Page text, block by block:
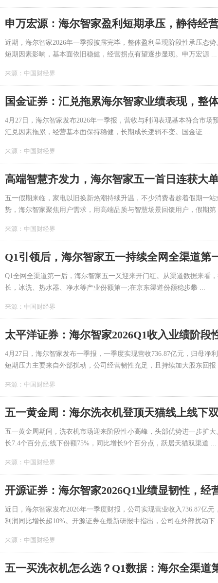
申万宏源：海尔智家盈利短期承压，静待经
近期，海尔智家2026年一季报披露完毕，整体盈利呈现阶段性承压态
短期因素影响，基本面依旧稳健，经营拐点有望逐步显现。申万宏源 ...
来源： 中国财经界
国金证券：汇兑拖累海尔智家业绩表现，整
4月27日，海尔智家发布2026年一季报，营收与利润表现基本符合市
汇兑因素拖累，经营基本面保持稳健，长期成长逻辑不变。国金证 ...
来源： 中国财经界
高端智慧齐发力，海尔智家五一首日连获大
五一假期来临，家电以旧换新热潮持续升温，不少消费者趁着假期一
势，海尔智家聚焦用户需求，用高端品质与智慧场景回馈用户，假期第
来源： 中国财经界
Q1引领后，海尔智家五一持续全网全渠道第
Q1全网全渠道第一后，海尔智家五一又迎来开门红。从渠道数据来看
长，冰洗、热水器、净水等产业份额第一;在京东渠道份额稳步攀 ...
来源： 中国财经界
太平洋证券：海尔智家2026Q1收入业绩阶段
4月27日，海尔智家发布一季报，一季度实现营收736.87亿元，归母净
短期压力主要来自外部扰动，公司经营韧性充足，且持续加大股东回报
来源： 中国财经界
五一黄金周：海尔洗衣机登顶天猫线上线下
五一黄金周期间，洗衣机市场迎来阶段性小高峰，头部优势进一步扩
长7.4个百分点;线下份额75%，同比增长9个百分点，跃居天猫双渠道 ...
来源： 中国财经界
开源证券：海尔智家2026Q1业绩显韧性，经
近日，海尔智家发布2026年一季度财报，公司实现营业收入736.87亿
利润同比增长超10%。开源证券在最新研报中指出，公司在外部扰动下
来源： 中国财经界
五一买洗衣机怎么选？Q1数据：海尔全渠道